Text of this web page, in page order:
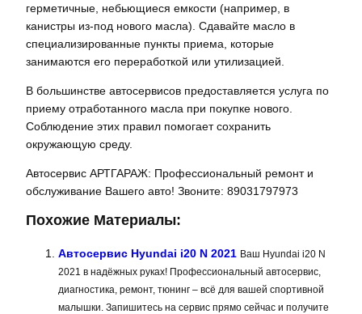
герметичные, небьющиеся емкости (например, в
канистры из-под нового масла). Сдавайте масло в
специализированные пункты приема, которые
занимаются его переработкой или утилизацией.
В большинстве автосервисов предоставляется услуга по
приему отработанного масла при покупке нового.
Соблюдение этих правил помогает сохранить
окружающую среду.
Автосервис АРТГАРАЖ: Профессиональный ремонт и
обслуживание Вашего авто! Звоните: 89031797973
Похожие Материалы:
Автосервис Hyundai i20 N 2021 Ваш Hyundai i20 N
2021 в надёжных руках! Профессиональный автосервис,
диагностика, ремонт, тюнинг – всё для вашей спортивной
малышки. Запишитесь на сервис прямо сейчас и получите